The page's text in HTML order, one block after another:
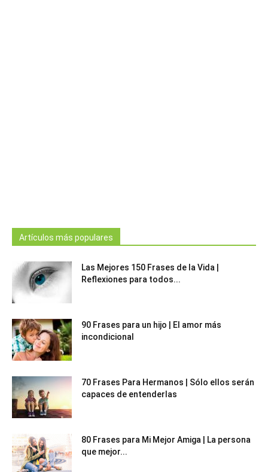
Artículos más populares
Las Mejores 150 Frases de la Vida |
Reflexiones para todos...
90 Frases para un hijo | El amor más
incondicional
70 Frases Para Hermanos | Sólo ellos serán
capaces de entenderlas
80 Frases para Mi Mejor Amiga | La persona
que mejor...